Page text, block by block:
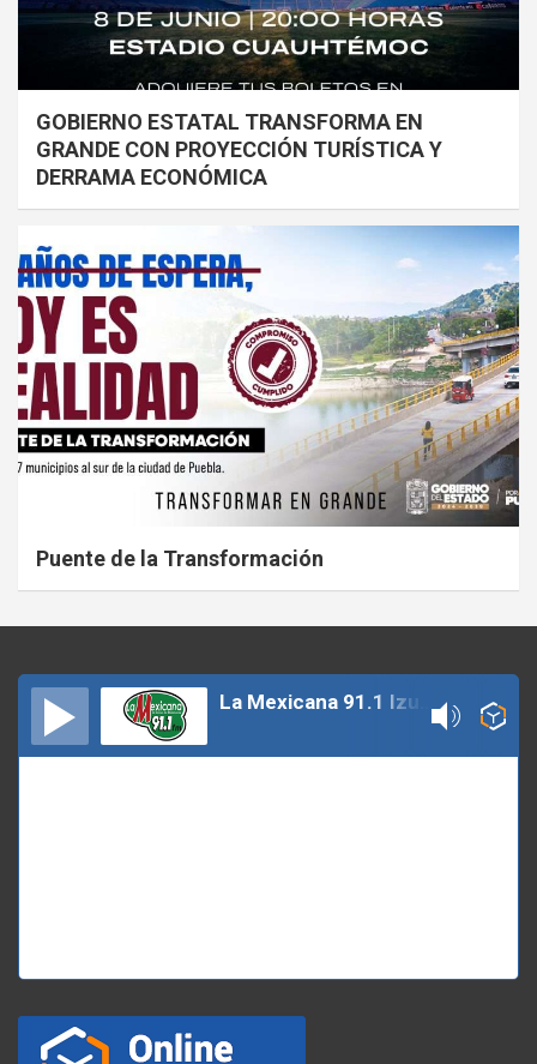
GOBIERNO ESTATAL TRANSFORMA EN
GRANDE CON PROYECCIÓN TURÍSTICA Y
DERRAMA ECONÓMICA
Puente de la Transformación